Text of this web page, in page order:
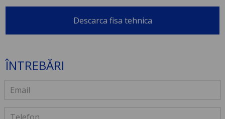
Descarca fisa tehnica
ÎNTREBĂRI